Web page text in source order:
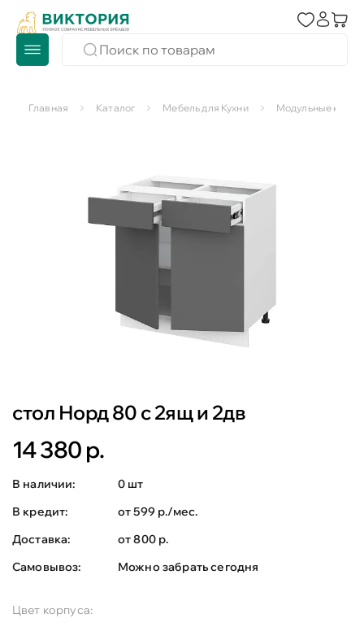
Главная Каталог Мебель для Кухни Модульные кухни
стол Норд 80 с 2ящ и 2дв
14 380 р.
В наличии:
0 шт
В кредит:
от 599 р./мес.
Доставка:
от 800 р.
Самовывоз:
Можно забрать сегодня
Цвет корпуса: